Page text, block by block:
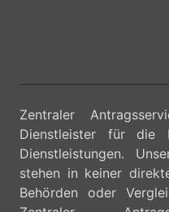
Zentraler
Dienstleister für die
Dienstleistungen.
stehen in keiner
Behörden oder